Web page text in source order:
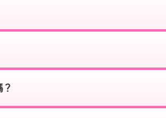
、Google等）。
享有優惠價格。